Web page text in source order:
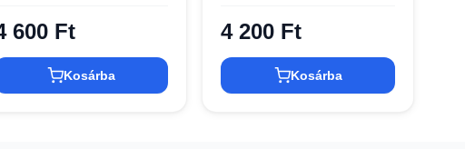
600 Ft
Kosárba
4 200 Ft
Kosárba